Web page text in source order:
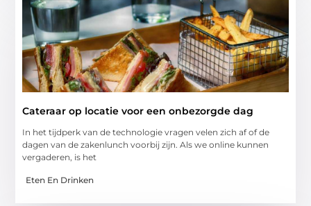
Cateraar op locatie voor een onbezorgde dag
In het tijdperk van de technologie vragen velen zich af of de
dagen van de zakenlunch voorbij zijn. Als we online kunnen
vergaderen, is het
Eten En Drinken